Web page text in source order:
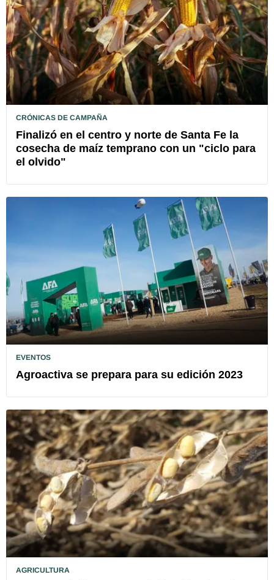
CRÓNICAS DE CAMPAÑA
Finalizó en el centro y norte de Santa Fe la
cosecha de maíz temprano con un "ciclo para
el olvido"
EVENTOS
Agroactiva se prepara para su edición 2023
AGRICULTURA